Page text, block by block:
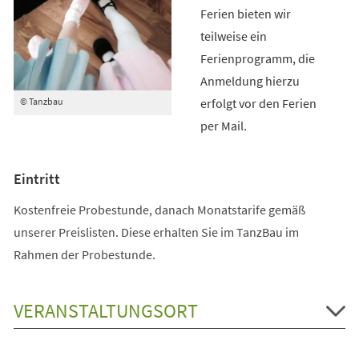
© Tanzbau
Ferien bieten wir
teilweise ein
Ferienprogramm, die
Anmeldung hierzu
erfolgt vor den Ferien
per Mail.
Eintritt
Kostenfreie Probestunde, danach Monatstarife gemäß
unserer Preislisten. Diese erhalten Sie im TanzBau im
Rahmen der Probestunde.
VERANSTALTUNGSORT